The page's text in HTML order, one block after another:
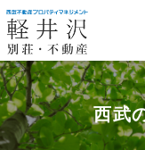
西武